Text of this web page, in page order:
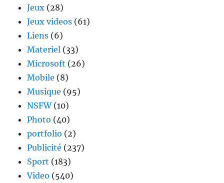
Jeux (28)
Jeux videos (61)
Liens (6)
Materiel (33)
Microsoft (26)
Mobile (8)
Musique (95)
NSFW(10)
Photo (40)
portfolio (2)
Publicité (237)
Sport (183)
Video (540)